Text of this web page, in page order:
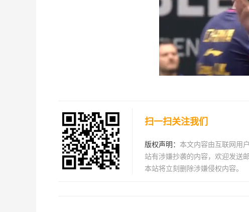
扫一扫关注我们
版权声明： 本文内容由互联网用
站有涉嫌抄袭的内容，欢迎发送
本站将立刻删除涉嫌侵权内容。